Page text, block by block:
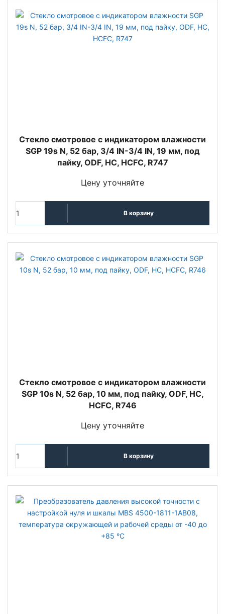
Стекло смотровое с индикатором влажности
SGP 19s N, 52 бар, 3/4 IN-3/4 IN, 19 мм, под
пайку, ODF, HC, HCFC, R747
Цену уточняйте
В корзину
Стекло смотровое с индикатором влажности
SGP 10s N, 52 бар, 10 мм, под пайку, ODF, HC,
HCFC, R746
Цену уточняйте
В корзину